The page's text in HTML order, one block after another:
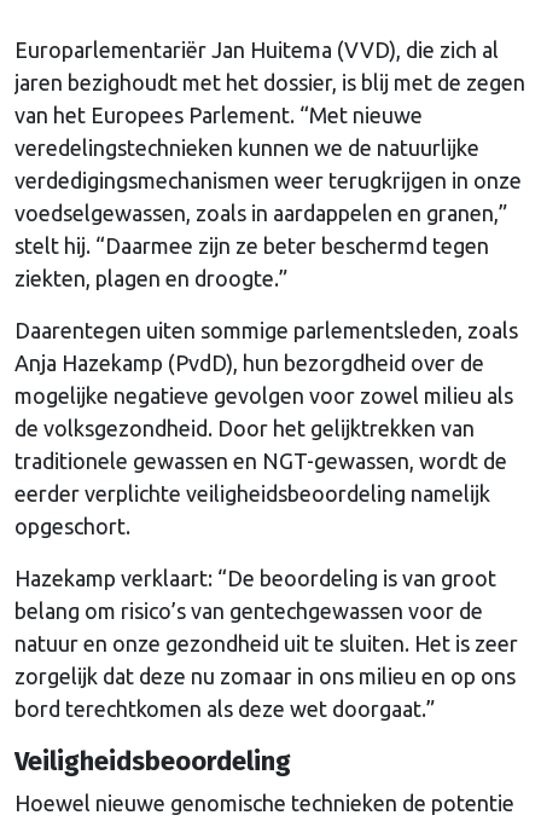
Europarlementariër Jan Huitema (VVD), die zich al
jaren bezighoudt met het dossier, is blij met de zegen
van het Europees Parlement. “Met nieuwe
veredelingstechnieken kunnen we de natuurlijke
verdedigingsmechanismen weer terugkrijgen in onze
voedselgewassen, zoals in aardappelen en granen,”
stelt hij. “Daarmee zijn ze beter beschermd tegen
ziekten, plagen en droogte.”
Daarentegen uiten sommige parlementsleden, zoals
Anja Hazekamp (PvdD), hun bezorgdheid over de
mogelijke negatieve gevolgen voor zowel milieu als
de volksgezondheid. Door het gelijktrekken van
traditionele gewassen en NGT-gewassen, wordt de
eerder verplichte veiligheidsbeoordeling namelijk
opgeschort.
Hazekamp verklaart: “De beoordeling is van groot
belang om risico’s van gentechgewassen voor de
natuur en onze gezondheid uit te sluiten. Het is zeer
zorgelijk dat deze nu zomaar in ons milieu en op ons
bord terechtkomen als deze wet doorgaat.”
Veiligheidsbeoordeling
Hoewel nieuwe genomische technieken de potentie